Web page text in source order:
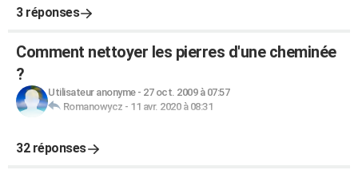
3 réponses
Comment nettoyer les pierres d'une cheminée
?
Utilisateur anonyme- 27 oct. 2009 à 07:57
Romanowycz - 11 avr. 2020 à 08:31
32 réponses